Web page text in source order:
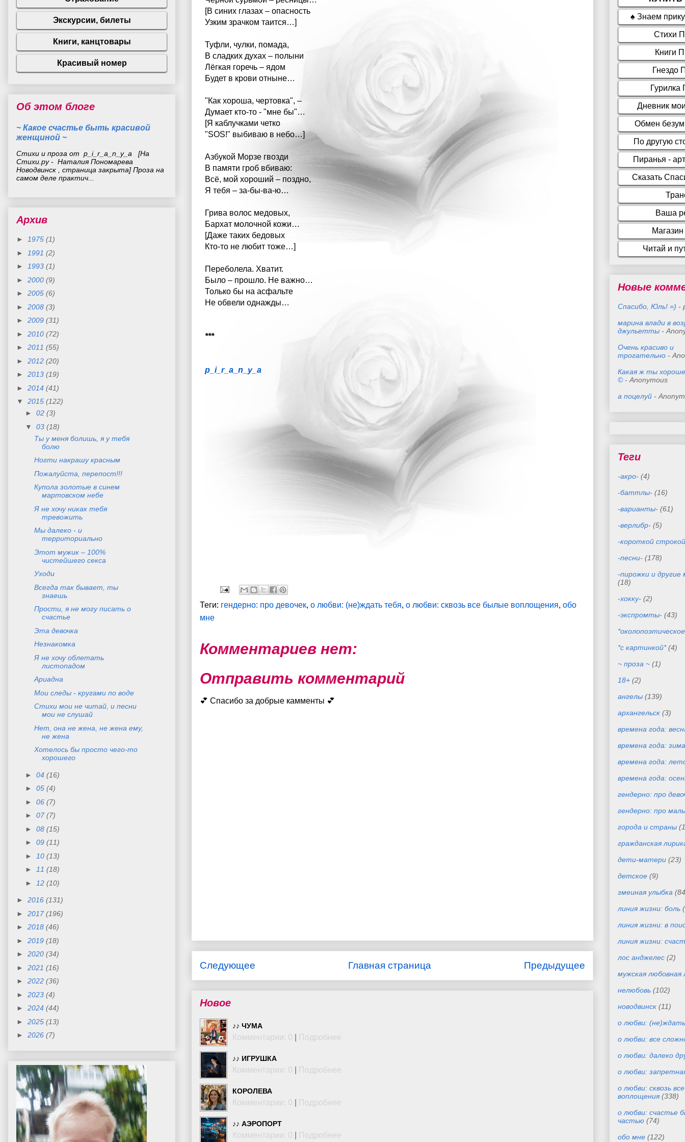
[В синих глазах – опасность
Узким зрачком таится…]
Туфли, чулки, помада,
В сладких духах – полыни
Лёгкая горечь – ядом
Будет в крови отныне…
"Как хороша, чертовка", –
Думает кто-то - "мне бы"…
[Я каблучками четко
"SOS!" выбиваю в небо…]
Азбукой Морзе гвозди
В памяти гроб вбиваю:
Всё, мой хороший – поздно,
Я тебя – за-бы-ва-ю…
Грива волос медовых,
Бархат молочной кожи…
[Даже таких бедовых
Кто-то не любит тоже…]
Переболела. Хватит.
Было – прошло. Не важно…
Только бы на асфальте
Не обвели однажды…
***
p_i_r_a_n_y_a
Теги: гендерно: про девочек, о любви: (не)ждать тебя, о любви: сквозь все былые воплощения, обо
мне
Комментариев нет:
Отправить комментарий
💕 Спасибо за добрые камменты 💕
Следующее Предыдущее
Главная страница
Новое
♪♪ ЧУМА
Комментарии: 0 Подробнее
♪♪ ИГРУШКА
Комментарии: 0 Подробнее
КОРОЛЕВА
Комментарии: 0 Подробнее
♪♪ АЭРОПОРТ
Комментарии: 0 Подробнее
Об этом блоге
~ Какое счастье быть красивой
женщиной ~
Стихи и проза от p_i_r_a_n_y_a [На
Стихи.ру - Наталия Пономарева
Новодвинск , страница закрыта] Проза на
самом деле практич...
Архив
► 1975 (1)
►
1991 (2)
►
1993 (1)
► 2000 (9)
► 2005 (6)
► 2008 (3)
► 2009 (31)
► 2010 (72)
► 2011 (55)
► 2012 (20)
► 2013 (19)
► 2014 (41)
▼ 2015 (122)
► 02 (3)
▼ 03 (18)
Ты у меня болишь, я у тебя
болю
Ногти накрашу красным
Пожалуйста, перепост!!!
Купола золотые в синем
мартовском небе
Я не хочу никак тебя
тревожить
Мы далеко - и
территориально
Этот мужик – 100%
чистейшего секса
Уходи
Всегда так бывает, ты
знаешь
Прости, я не могу писать о
счастье
Эта девочка
Незнакомка
Я не хочу облетать
листопадом
Ариадна
Мои следы - кругами по воде
Стихи мои не читай, и песни
мои не слушай
Нет, она не жена, не жена ему,
не жена
Хотелось бы просто чего-то
хорошего
► 04 (16)
► 05 (4)
► 06 (7)
► 07 (7)
► 08 (15)
► 09 (11)
►
10 (13)
►
11 (18)
►
12 (10)
► 2016 (131)
► 2017 (196)
► 2018 (46)
► 2019 (18)
► 2020 (34)
► 2021 (16)
► 2022 (36)
► 2023 (4)
► 2024 (44)
► 2025 (13)
► 2026 (7)
Новые
Спасибо, Юль! =) -
марина влади в
джульетты -
Очень красиво и
трогательно -
Какая ж ты
©- Anonymous
а поцелуй -
Теги
-акро- (4)
-баттлы- (16)
-варианты- (61)
-верлибр- (5)
-короткой
-песни- (178)
-пирожки и
(18)
-хокку- (2)
-экспромты- (43)
*с картинкой* (4)
~ проза ~ (1)
18+ (2)
ангелы (139)
архангельск (3)
времена года:
времена года: зима
времена года:
времена года:
гендерно: про
гендерно: про
города и страны
гражданская
дети-матери (23)
детское (9)
змеиная улыбка
линия жизни: боль
линия жизни: в
линия жизни:
лос анджелес (2)
мужская любовная
нелюбовь (102)
новодвинск (11)
о любви:
о любви: все
о любви: далеко
о любви:
о любви: сквозь
воплощения (338)
о любви: счастье
частью (74)
обо мне (122)